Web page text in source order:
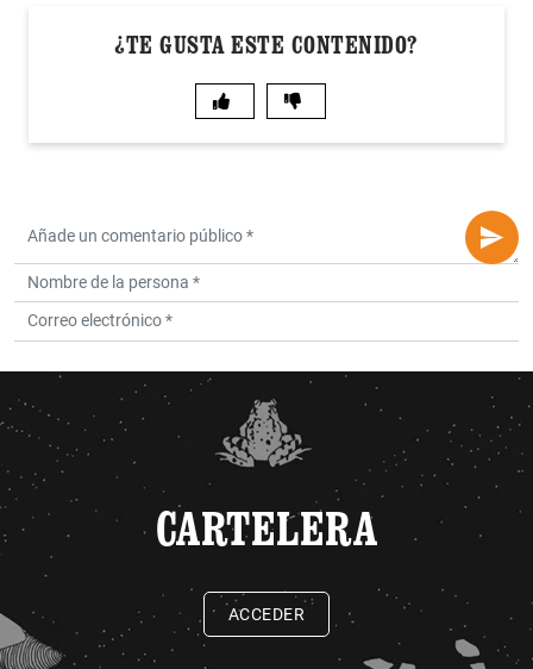
¿TE GUSTA ESTE CONTENIDO?
CARTELERA
ACCEDER